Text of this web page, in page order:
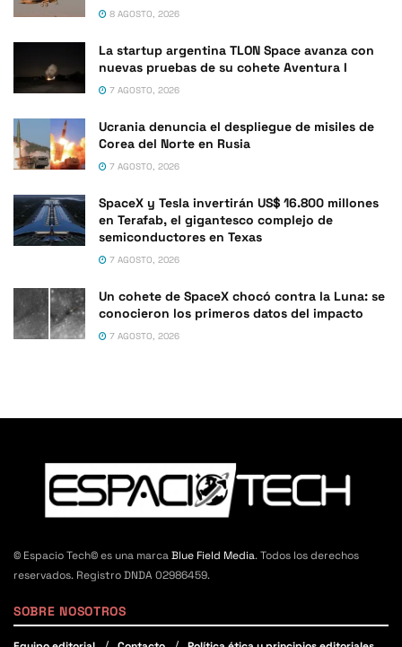
8 AGOSTO, 2026
La startup argentina TLON Space avanza con
nuevas pruebas de su cohete Aventura I
7 AGOSTO, 2026
Ucrania denuncia el despliegue de misiles de
Corea del Norte en Rusia
7 AGOSTO, 2026
SpaceX y Tesla invertirán US$ 16.800 millones
en Terafab, el gigantesco complejo de
semiconductores en Texas
7 AGOSTO, 2026
Un cohete de SpaceX chocó contra la Luna: se
conocieron los primeros datos del impacto
7 AGOSTO, 2026
© Espacio Tech© es una marcaBlue Field Media. Todos los derechos
reservados. Registro DNDA 02986459.
SOBRE NOSOTROS